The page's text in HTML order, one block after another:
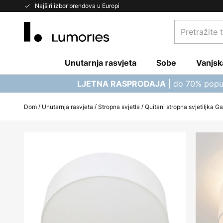
Najširi izbor brendova u Europi
Skip
Pretražite
trgovinu...
Unutarnja rasvjeta Sobe
LJETNA RASPRODAJA | do 70%
Dom Unutarnja rasvjeta Stropna svjetla Quitani stropna svjetiljka
images